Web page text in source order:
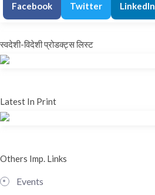
Facebook Twitter LinkedIn
स्वदेशी-विदेशी प्रोडक्ट्स लिस्ट
Latest In Print
Others Imp. Links
Events